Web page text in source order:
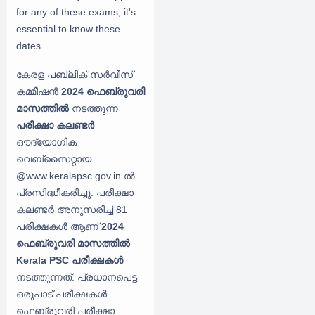
for any of these exams, it's
essential to know these
dates.
കേരള പബ്ലിക് സർവീസ്
കമ്മീഷൻ 2024 ഫെബ്രുവരി
മാസത്തില്‍നടത്തുന്ന
പരീക്ഷാ കലണ്ടര്‍
ഔദ്യോഗിക
വെബ്സൈറ്റായ
@www.keralapsc.gov.in ൽ
പ്രസിദ്ധീകരിച്ചു. പരീക്ഷാ
കലണ്ടര്‍ അനുസരിച്ച് 81
പരീക്ഷകള്‍ ആണ്2024
ഫെബ്രുവരി മാസത്തില്‍
Kerala PSC പരീക്ഷകൾ
നടത്തുന്നത്. പ്രധാനപെട്ട
ഒരുപാട് പരീക്ഷകള്‍
ഫെബ്രുവരി പരീക്ഷാ